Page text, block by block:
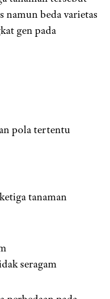
namun beda varietas
gen pada
pola tertentu
tanaman
seragam